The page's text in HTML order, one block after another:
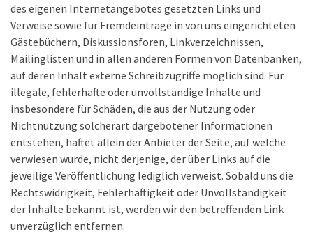
des eigenen Internetangebotes gesetzten Links und
Verweise sowie für Fremdeinträge in von uns eingerichteten
Gästebüchern, Diskussionsforen, Linkverzeichnissen,
Mailinglisten und in allen anderen Formen von Datenbanken,
auf deren Inhalt externe Schreibzugriffe möglich sind. Für
illegale, fehlerhafte oder unvollständige Inhalte und
insbesondere für Schäden, die aus der Nutzung oder
Nichtnutzung solcherart dargebotener Informationen
entstehen, haftet allein der Anbieter der Seite, auf welche
verwiesen wurde, nicht derjenige, der über Links auf die
jeweilige Veröffentlichung lediglich verweist. Sobald uns die
Rechtswidrigkeit, Fehlerhaftigkeit oder Unvollständigkeit
der Inhalte bekannt ist, werden wir den betreffenden Link
unverzüglich entfernen.